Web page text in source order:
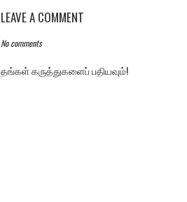
LEAVE A COMMENT
No comments
தங்கள் கருத்துகளைப் பதியவும்!